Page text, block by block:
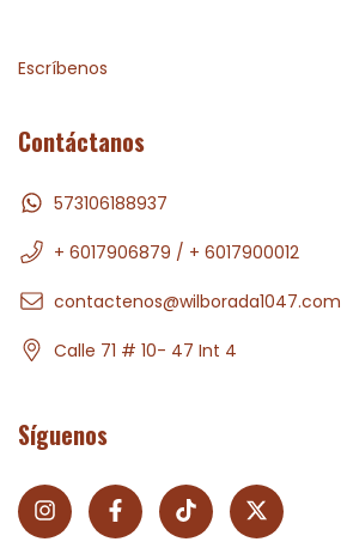
Escríbenos
Contáctanos
573106188937
+ 6017906879 / + 6017900012
contactenos@wilborada1047.com
Calle 71 # 10- 47 Int 4
Síguenos